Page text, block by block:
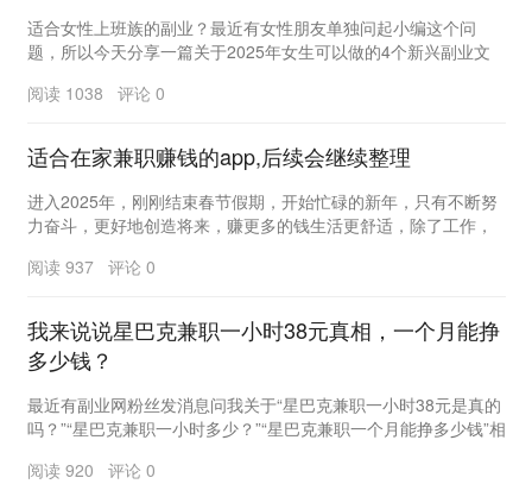
适合女性上班族的副业？最近有女性朋友单独问起小编这个问
题，所以今天分享一篇关于2025年女生可以做的4个新兴副业文
阅读 1038 评论 0
适合在家兼职赚钱的app,后续会继续整理
进入2025年，刚刚结束春节假期，开始忙碌的新年，只有不断努
力奋斗，更好地创造将来，赚更多的钱生活更舒适，除了工作，
阅读 937 评论 0
我来说说星巴克兼职一小时38元真相，一个月能挣
多少钱？
最近有副业网粉丝发消息问我关于“星巴克兼职一小时38元是真的
吗？”“星巴克兼职一小时多少？”“星巴克兼职一个月能挣多少钱”相
阅读 920 评论 0